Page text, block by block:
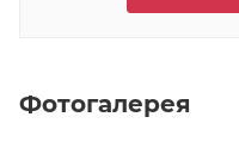
Фотогалерея